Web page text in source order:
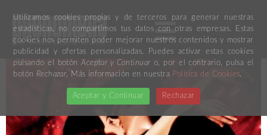
Utilizamos cookies propias y de terceros para generar nuestras
estadísticas, no compartimos tus datos con otras empresas. Estas
cookies nos permiten poder mejorar nuestros contenidos y mostrar
publicidad y ofertas personalizadas. Puedes activar estas cookies
pulsando el botónAceptar y Continuar o, por el contrario, pulsa el
botón Rechazar . Más información en nuestra Política de Cookies
Aceptar y Continuar Rechazar